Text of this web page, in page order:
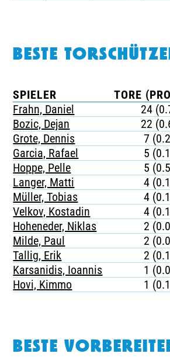
BESTE
SPIELER TORE
Frahn, Daniel
24
Bozic, Dejan
22
Grote, Dennis
7
Garcia, Rafael
5
Hoppe, Pelle
5
Langer, Matti
4
Müller, Tobias
4
Velkov, Kostadin
4
Hoheneder, Niklas
2
Milde, Paul
2
Tallig, Erik
2
Karsanidis, Ioannis
1
Hovi, Kimmo
1
BESTE